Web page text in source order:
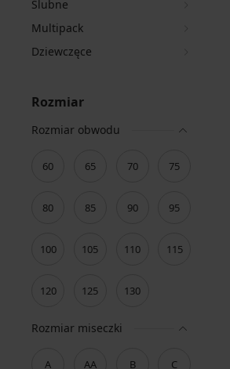
Ślubne
Multipack
Dziewczęce
Rozmiar
Rozmiar obwodu
60 65 70 75
80 85 90 95
100 105 110 115
120 125 130
Rozmiar miseczki
A AA B C